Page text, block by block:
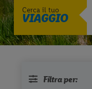
Cerca il tuo
VIAGGIO
Filtra per: